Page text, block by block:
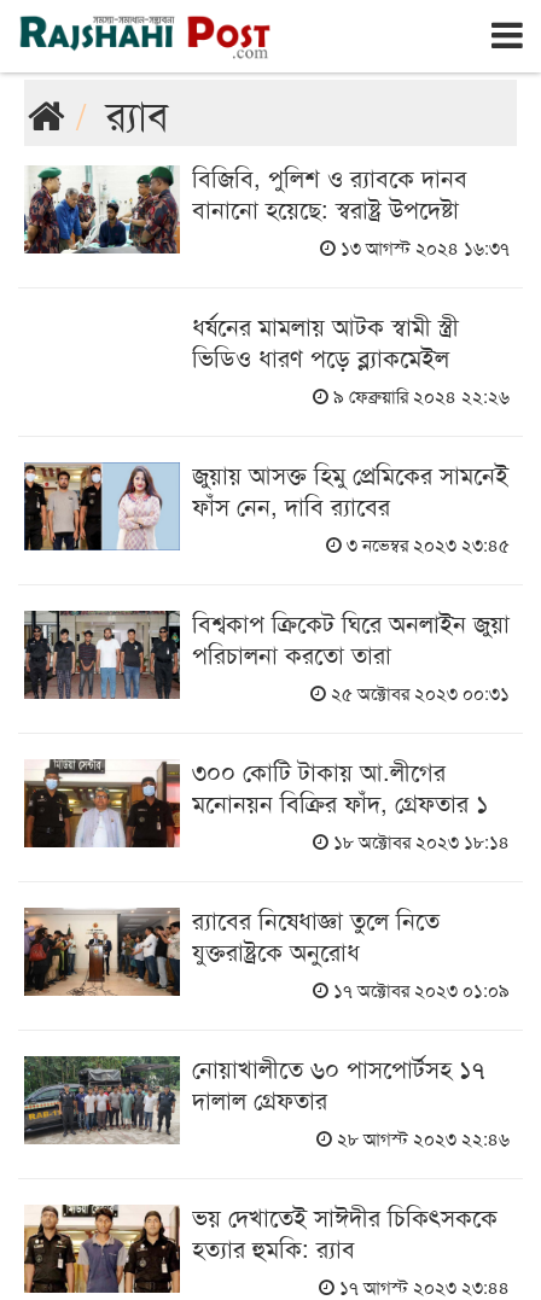
রাজশাহী শুক্রবার, ৭ই আগস্ট ২০২৬, ২৪শে শ্রাবণ ১৪৩৩
র‌্যাব
বিজিবি, পুলিশ ও র‌্যাবকে দানব
বানানো হয়েছে: স্বরাষ্ট্র উপদেষ্টা
১৩ আগস্ট ২০২৪ ১৬:৩৭
ধর্ষনের মামলায় আটক স্বামী স্ত্রী
ভিডিও ধারণ পড়ে ব্ল্যাকমেইল
৯ ফেব্রুয়ারি ২০২৪ ২২:২৬
জুয়ায় আসক্ত হিমু প্রেমিকের সামনেই
ফাঁস নেন, দাবি র‌্যাবের
৩ নভেম্বর ২০২৩ ২৩:৪৫
বিশ্বকাপ ক্রিকেট ঘিরে অনলাইন জুয়া
পরিচালনা করতো তারা
২৫ অক্টোবর ২০২৩ ০০:৩১
৩০০ কোটি টাকায় আ.লীগের
মনোনয়ন বিক্রির ফাঁদ, গ্রেফতার ১
১৮ অক্টোবর ২০২৩ ১৮:১৪
র‌্যাবের নিষেধাজ্ঞা তুলে নিতে
যুক্তরাষ্ট্রকে অনুরোধ
১৭ অক্টোবর ২০২৩ ০১:০৯
নোয়াখালীতে ৬০ পাসপোর্টসহ ১৭
দালাল গ্রেফতার
২৮ আগস্ট ২০২৩ ২২:৪৬
ভয় দেখাতেই সাঈদীর চিকিৎসককে
হত্যার হুমকি: র‌্যাব
১৭ আগস্ট ২০২৩ ২৩:৪৪